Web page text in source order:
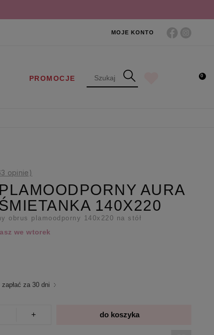
MOJE KONTO
PROMOCJE 0
opinie)
AURA
140X220
obrus plamoodporny 140x220 na stół
we wtorek
za 30 dni
+ do koszyka